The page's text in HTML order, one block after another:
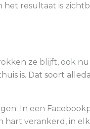
resultaat is
ze blijft, ook
is. Dat soort
In een
hart verankerd, in